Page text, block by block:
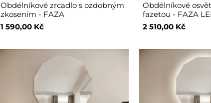
Obdélníkové zrcadlo s ozdobným
zkosením - FAZA
1 590,00 Kč
Obdélníkové
fazetou - FAZA
2 510,00 Kč